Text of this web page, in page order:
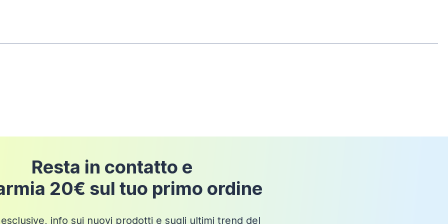
Resta in contatto e
20€ sul tuo primo ordine
info sui nuovi prodotti e sugli ultimi trend del